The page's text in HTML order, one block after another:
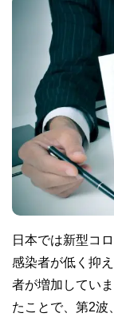
日本では新型コ
感染者が低く抑
者が増加してい
たことで、第2波